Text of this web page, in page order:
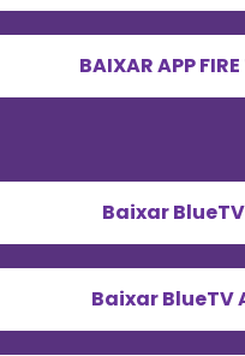
BAIXAR APP
Baixar
Baixar BlueTV